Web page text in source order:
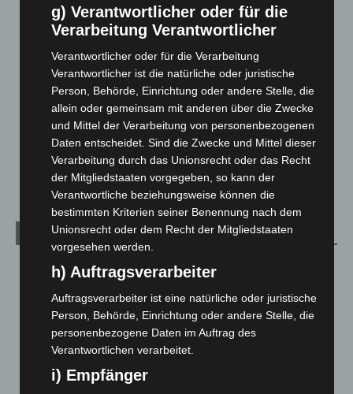
Region Hannover: 21 neue Notfallsanitäter starten beim
Roten Kreuz
5. August 2026
Mann läuft mit Hockeyschläger über A7 – Polizei sucht
Zeugen
Kategorien
Blaulicht
Corona-News
Hannover und Region
5.039
Langenhagen und Ortsteile
Menschen
g) Verantwortlicher oder für die
Verarbeitung Verantwortlicher
Verantwortlicher oder für die Verarbeitung
Verantwortlicher ist die natürliche oder juristische
Person, Behörde, Einrichtung oder andere Stelle, die
allein oder gemeinsam mit anderen über die Zwecke
und Mittel der Verarbeitung von personenbezogenen
Daten entscheidet. Sind die Zwecke und Mittel dieser
Verarbeitung durch das Unionsrecht oder das Recht
der Mitgliedstaaten vorgegeben, so kann der
Verantwortliche beziehungsweise können die
bestimmten Kriterien seiner Benennung nach dem
Unionsrecht oder dem Recht der Mitgliedstaaten
vorgesehen werden.
h) Auftragsverarbeiter
Auftragsverarbeiter ist eine natürliche oder juristische
Person, Behörde, Einrichtung oder andere Stelle, die
personenbezogene Daten im Auftrag des
Verantwortlichen verarbeitet.
i) Empfänger